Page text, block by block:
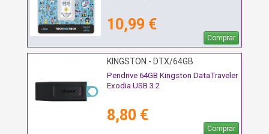
10,99 €
Comprar
KINGSTON - DTX/64GB
Pendrive 64GB Kingston DataTraveler
Exodia USB 3.2
8,80 €
Comprar